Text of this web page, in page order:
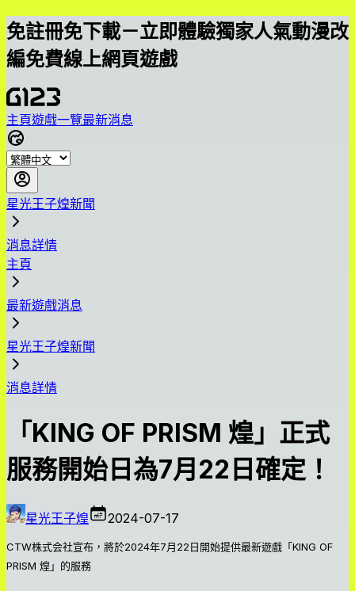
免註冊免下載－立即體驗獨家人氣動漫改
編免費線上網頁遊戲
主頁遊戲一覽最新消息
星光王子煌新聞
消息詳情
主頁
最新遊戲消息
星光王子煌新聞
消息詳情
「KING OF PRISM 煌」正式
服務開始日為7月22日確定！
星光王子煌 2024-07-17
CTW株式会社宣布，將於2024年7月22日開始提供最新遊戲「KING OF
PRISM 煌」的服務